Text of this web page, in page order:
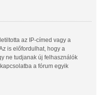
az IP-címed vagy a
is előfordulhat, hogy a
ne tudjanak új felhasználók
a fórum egyik